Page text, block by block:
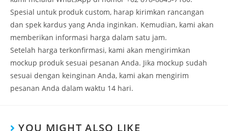
Spesial untuk produk custom, harap kirimkan rancangan
dan spek kardus yang Anda inginkan. Kemudian, kami akan
memberikan informasi harga dalam satu jam.
Setelah harga terkonfirmasi, kami akan mengirimkan
mockup produk sesuai pesanan Anda. Jika mockup sudah
sesuai dengan keinginan Anda, kami akan mengirim
pesanan Anda dalam waktu 14 hari.
YOU MIGHT ALSO LIKE